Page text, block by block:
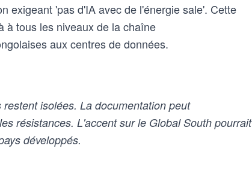
exigeant 'pas d'IA avec de l'énergie sale'. Cette
à tous les niveaux de la chaîne
aux centres de données.
isolées. La documentation peut
résistances. L'accent sur le Global South pourrait
développés.